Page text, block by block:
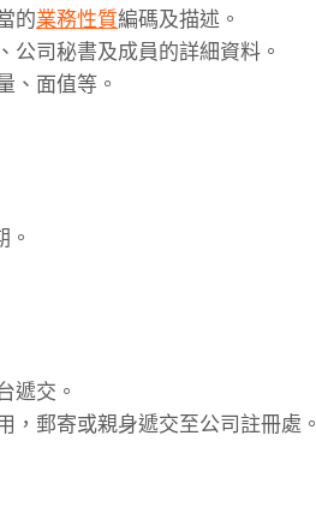
的業務性質編碼及描述。
公司秘書及成員的詳細資料。
、面值等。
遞交。
，郵寄或親身遞交至公司註冊處。